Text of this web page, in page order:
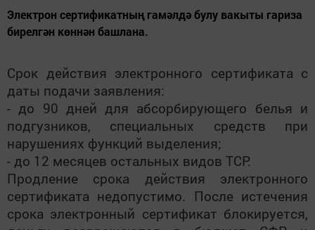
Электрон сертификатның гамәлдә булу вакыты гариза
бирелгән көннән башлана.
Срок действия электронного сертификата с
даты подачи заявления:
- до 90 дней для абсорбирующего белья и
подгузников, специальных средств при
нарушениях функций выделения;
- до 12 месяцев остальных видов ТСР.
Продление срока действия электронного
сертификата недопустимо. После истечения
срока электронный сертификат блокируется,